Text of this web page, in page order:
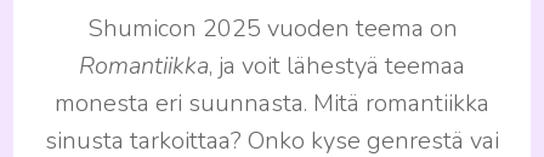
Shumicon 2025 vuoden teema on
Romantiikka, ja voit lähestyä teemaa
monesta eri suunnasta. Mitä romantiikka
sinusta tarkoittaa? Onko kyse genrestä vai